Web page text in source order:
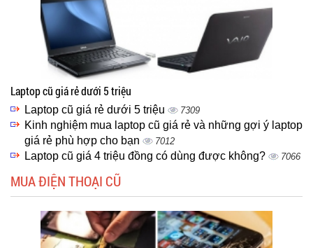
Laptop cũ giá rẻ dưới 5 triệu
Laptop cũ giá rẻ dưới 5 triệu 7309
Kinh nghiệm mua laptop cũ giá rẻ và những gợi ý laptop
giá rẻ phù hợp cho bạn
7012
Laptop cũ giá 4 triệu đồng có dùng được không? 7066
MUA ĐIỆN THOẠI CŨ